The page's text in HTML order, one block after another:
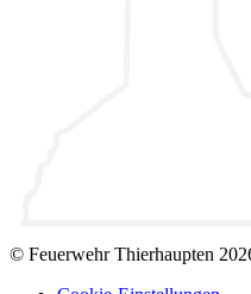
© Feuerwehr Thierhaupten